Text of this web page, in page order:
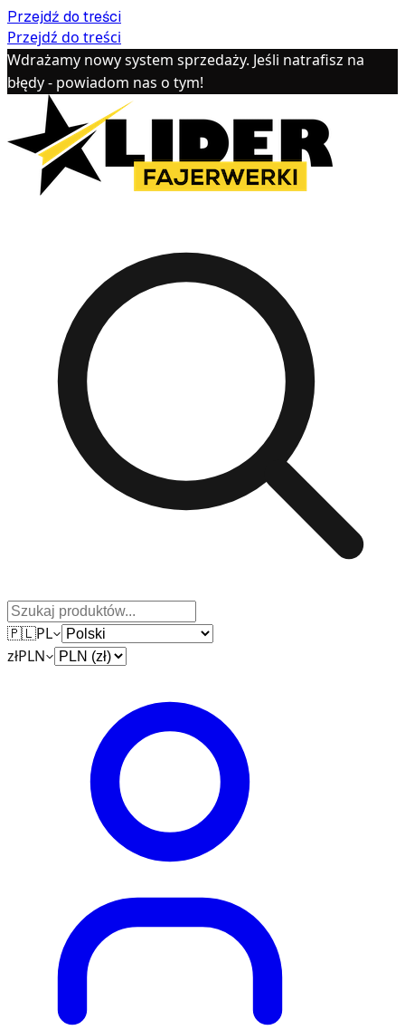
Przejdź do treści
Przejdź do treści
Wdrażamy nowy system sprzedaży. Jeśli natrafisz na
błędy - powiadom nas o tym!
🇵🇱PL
złPLN